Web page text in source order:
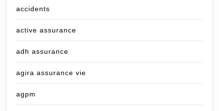
accidents
active assurance
adh assurance
agira assurance vie
agpm